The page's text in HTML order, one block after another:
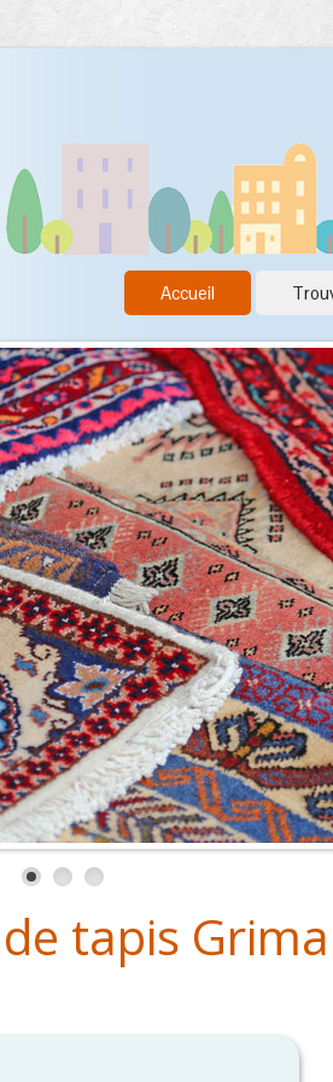
Accueil
tapis